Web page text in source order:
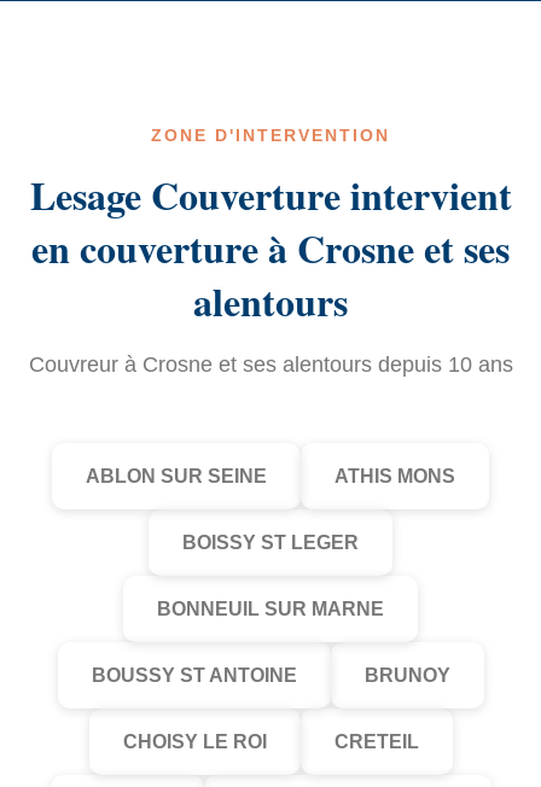
ZONE D'INTERVENTION
Lesage Couverture intervient
en couverture à Crosne et ses
alentours
Couvreur à Crosne et ses alentours depuis 10 ans
ABLON SUR SEINE ATHIS MONS
BOISSY ST LEGER
BONNEUIL SUR MARNE
BOUSSY ST ANTOINE BRUNOY
CHOISY LE ROI CRETEIL